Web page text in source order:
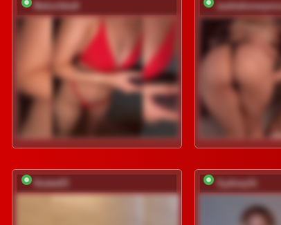
BelochkaX sashahoneyvice
0netw03 SydneySi